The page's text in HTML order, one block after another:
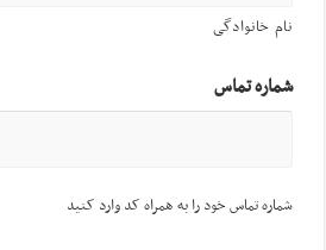
نام خانوادگی
شماره تماس
شماره تماس خود را به همراه کد وارد کنید